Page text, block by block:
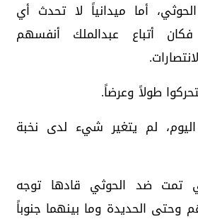
أما ميدانياً لا تحدث أي
أتباع عبدالملك أنفسهم
طولاً وعرضاً.
لم يتغير شيء لدى نخبة
تمت ضد الحوثي قادها توجه
وحتى الحديدة وما بينهما جنوباً